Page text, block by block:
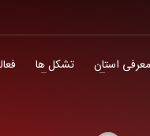
معرفی استان تشکل ها